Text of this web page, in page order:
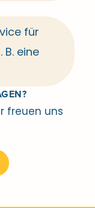
für
eine
freuen uns